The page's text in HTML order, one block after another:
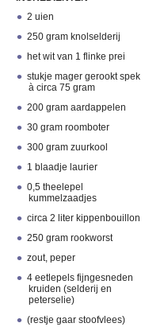
2 uien
250 gram knolselderij
het wit van 1 flinke prei
stukje mager gerookt spek
à circa 75 gram
200 gram aardappelen
30 gram roomboter
300 gram zuurkool
1 blaadje laurier
0,5 theelepel
kummelzaadjes
circa 2 liter kippenbouillon
250 gram rookworst
zout, peper
4 eetlepels fijngesneden
kruiden (selderij en
peterselie)
(restje gaar stoofvlees)